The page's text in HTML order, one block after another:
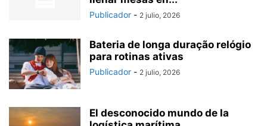
Publicador - 2 julio, 2026
Bateria de longa duração relógio
para rotinas ativas
Publicador - 2 julio, 2026
El desconocido mundo de la